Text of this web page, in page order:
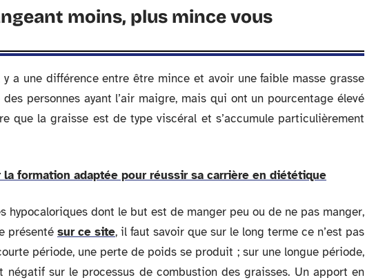
moins, plus mince vous
y a une différence entre être mince et avoir une faible masse grasse
personnes ayant l’air maigre, mais qui ont un pourcentage élevé
que la graisse est de type viscéral et s’accumule particulièrement
la formation adaptée pour réussir sa carrière en diététique
hypocaloriques dont le but est de manger peu ou de ne pas manger,
présenté sur ce site, il faut savoir que sur le long terme ce n’est pas
période, une perte de poids se produit ; sur une longue période,
sur le processus de combustion des graisses. Un apport en